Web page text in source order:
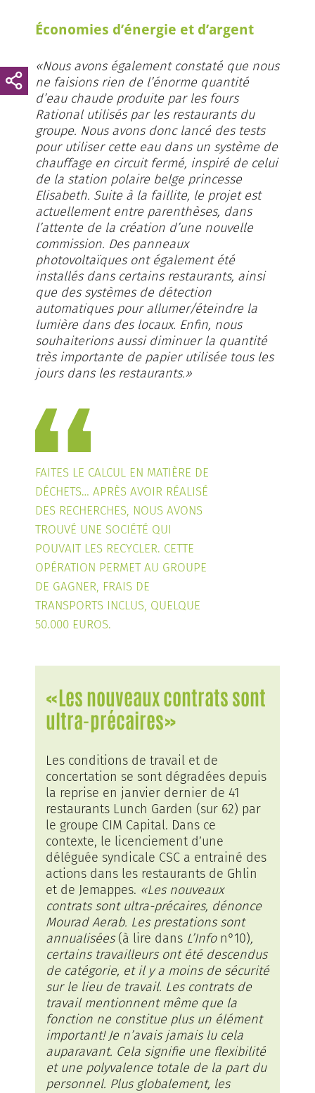
Économies d’énergie et d’argent
«Nous avons également constaté que nous
ne faisions rien de l’énorme quantité
d’eau chaude produite par les fours
Rational utilisés par les restaurants du
groupe. Nous avons donc lancé des tests
pour utiliser cette eau dans un système de
chauffage en circuit fermé, inspiré de celui
de la station polaire belge princesse
Elisabeth. Suite à la faillite, le projet est
actuellement entre parenthèses, dans
l’attente de la création d’une nouvelle
commission. Des panneaux
photovoltaïques ont également été
installés dans certains restaurants, ainsi
que des systèmes de détection
automatiques pour allumer/éteindre la
lumière dans des locaux. Enfin, nous
souhaiterions aussi diminuer la quantité
très importante de papier utilisée tous les
jours dans les restaurants.»
FAITES LE CALCUL EN MATIÈRE DE
DÉCHETS… APRÈS AVOIR RÉALISÉ
DES RECHERCHES, NOUS AVONS
TROUVÉ UNE SOCIÉTÉ QUI
POUVAIT LES RECYCLER. CETTE
OPÉRATION PERMET AU GROUPE
DE GAGNER, FRAIS DE
TRANSPORTS INCLUS, QUELQUE
50.000 EUROS.
«Les nouveaux contrats sont
ultra-précaires»
Les conditions de travail et de
concertation se sont dégradées depuis
la reprise en janvier dernier de 41
restaurants Lunch Garden (sur 62) par
le groupe CIM Capital. Dans ce
contexte, le licenciement d’une
déléguée syndicale CSC a entrainé des
actions dans les restaurants de Ghlin
et de Jemappes. «Les nouveaux
contrats sont ultra-précaires, dénonce
Mourad Aerab. Les prestations sont
annualisées(à lire dans L’Infon°10),
certains travailleurs ont été descendus
de catégorie, et il y a moins de sécurité
sur le lieu de travail. Les contrats de
travail mentionnent même que la
fonction ne constitue plus un élément
important! Je n’avais jamais lu cela
auparavant. Cela signifie une flexibilité
et une polyvalence totale de la part du
personnel. Plus globalement, les